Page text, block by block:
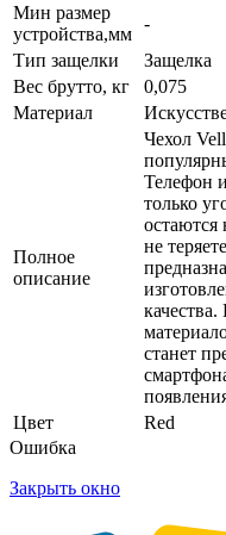
Мин размер
устройства,мм
-
Тип защелки
Защелка
Вес брутто, кг
0,075
Материал
Полное
описание
Чехол
Телефон
только
не
станет
Цвет
Red
Ошибка
Закрыть окно